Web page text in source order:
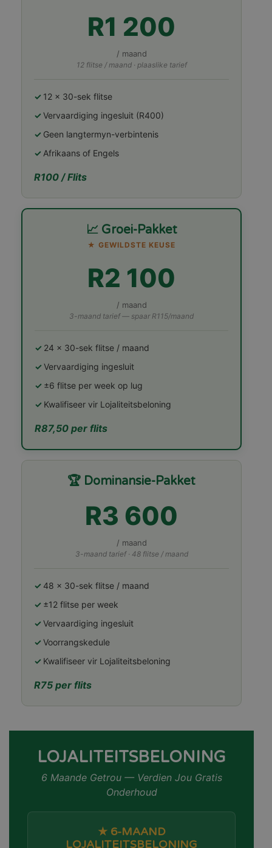
R1 200
/ maand
12 flitse / maand · plaaslike tarief
12 × 30-sek flitse
Vervaardiging ingesluit (R400)
Geen langtermyn-verbintenis
Afrikaans of Engels
R100 / Flits
📈 Groei-Pakket
★ GEWILDSTE KEUSE
R2 100
/ maand
3-maand tarief — spaar R115/maand
24 × 30-sek flitse / maand
Vervaardiging ingesluit
±6 flitse per week op lug
Kwalifiseer vir Lojaliteitsbeloning
R87,50 per flits
🏆 Dominansie-Pakket
R3 600
/ maand
3-maand tarief · 48 flitse / maand
48 × 30-sek flitse / maand
±12 flitse per week
Vervaardiging ingesluit
Voorrangskedule
Kwalifiseer vir Lojaliteitsbeloning
R75 per flits
LOJALITEITSBELONING
6 Maande Getrou — Verdien Jou Gratis
Onderhoud
★ 6-MAAND
LOJALITEITSBELONING